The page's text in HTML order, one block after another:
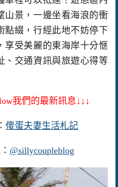
山景，一邊坐看海浪的衝
點綴，行經此地不妨停下
享受美麗的東海岸十分愜
、交通資訊與旅遊心得等
我們的最新訊息↓↓↓
傻蛋夫妻生活札記
@sillycoupleblog